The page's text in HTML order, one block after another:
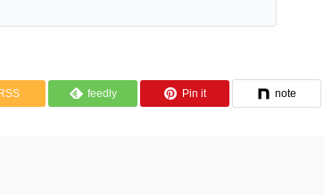
RSS feedly Pin it note